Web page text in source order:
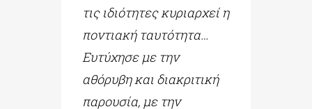
τις ιδιότητες κυριαρχεί η
ποντιακή ταυτότητα…
Ευτύχησε με την
αθόρυβη και διακριτική
παρουσία, με την